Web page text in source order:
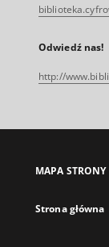
Odwiedź nas!
http://
MAPA STRONY
Strona główna